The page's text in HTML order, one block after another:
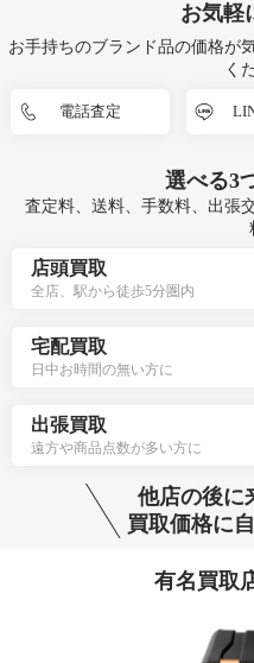
お気軽
お手持ちのブランド品の価格が
く
電話査定
選べる3
査定料、送料、手数料、出張
店頭買取
全店、駅から徒歩5分圏内
宅配買取
日中お時間の無い方に
出張買取
遠方や商品点数が多い方に
他店の後に
買取価格に
有名買取